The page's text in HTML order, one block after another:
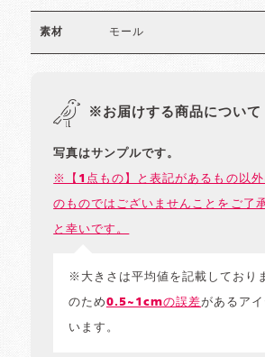
素材 モール
※お届けする商品について
写真はサンプルです。
※【1点もの】と表記があるもの以
のものではございませんことをご了
と幸いです。
※大きさは平均値を記載しており
のため0.5~1cmの誤差があるア
います。